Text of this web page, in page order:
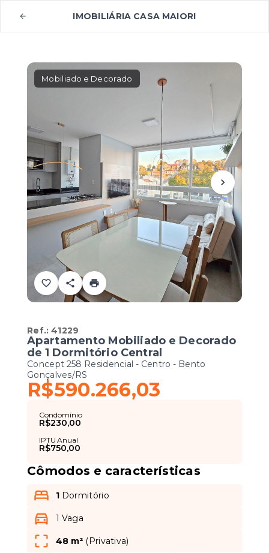
IMOBILIÁRIA CASA MAIORI
Mobiliado e Decorado
Ref.:41229
Apartamento Mobiliado e Decorado
de 1 Dormitório Central
Concept 258 Residencial - Centro - Bento
Gonçalves/RS
R$590.266,03
Condomínio
R$230,00
IPTU Anual
R$750,00
Cômodos e características
1 Dormitório
1 Vaga
48 m² (Privativa)